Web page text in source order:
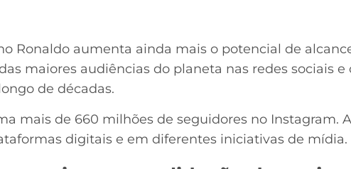
Ronaldo aumenta ainda mais o potencial de
maiores audiências do planeta nas redes sociais e
de décadas.
mais de 660 milhões de seguidores no Instagram.
digitais e em diferentes iniciativas de mídia.